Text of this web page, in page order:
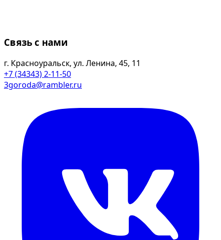
Связь с нами
г. Красноуральск, ул. Ленина, 45, 11
+7 (34343) 2-11-50
3goroda@rambler.ru